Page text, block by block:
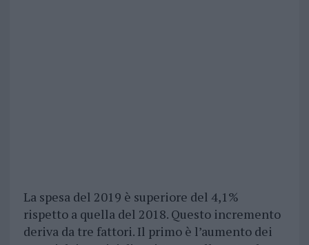
La spesa del 2019 è superiore del 4,1%
rispetto a quella del 2018. Questo incremento
deriva da tre fattori. Il primo è l’aumento dei